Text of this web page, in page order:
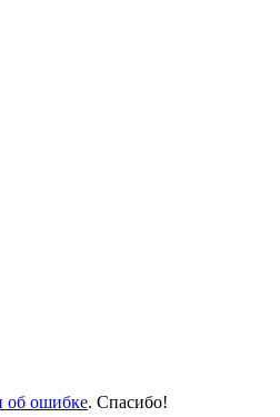
об ошибке. Спасибо!